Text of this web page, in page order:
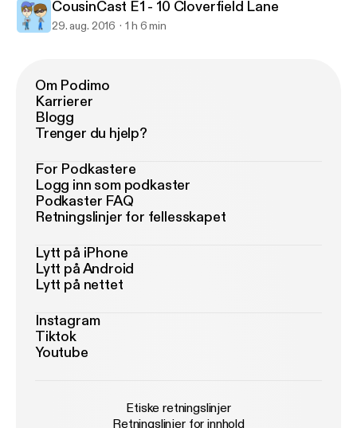
CousinCast E1 - 10 Cloverfield Lane
29. aug. 2016 1 h 6 min
Om Podimo
Karrierer
Blogg
Trenger du hjelp?
For Podkastere
Logg inn som podkaster
Podkaster FAQ
Retningslinjer for fellesskapet
Lytt på iPhone
Lytt på Android
Lytt på nettet
Instagram
Tiktok
Youtube
Etiske retningslinjer
Retningslinjer for innhold